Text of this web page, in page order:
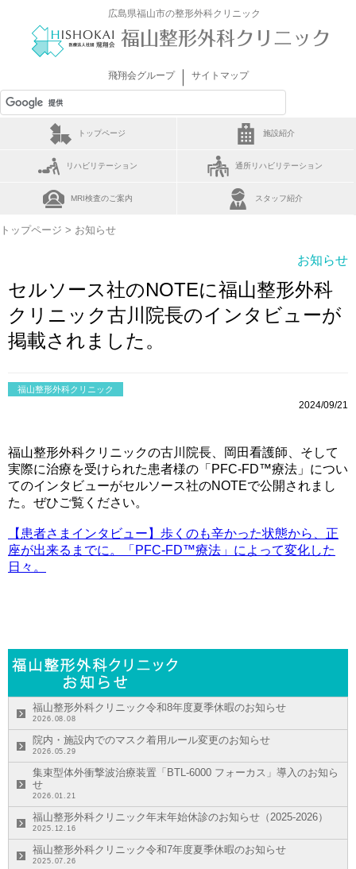
広島県福山市の整形外科クリニック
飛翔会グループ｜ サイトマップ
トップページ 施設紹介
リハビリテーション 通所リハビリテーション
MRI検査のご案内 スタッフ紹介
トップページ > お知らせ
お知らせ
セルソース社のNOTEに福山整形外科
クリニック古川院長のインタビューが
掲載されました。
福山整形外科クリニック
2024/09/21
福山整形外科クリニックの古川院長、岡田看護師、そして
実際に治療を受けられた患者様の「PFC-FD™療法」につい
てのインタビューがセルソース社のNOTEで公開されまし
た。ぜひご覧ください。
【患者さまインタビュー】歩くのも辛かった状態から、正
座が出来るまでに。「PFC-FD™療法」によって変化した
日々。
福山整形外科クリニック令和8年度夏季休暇のお知らせ
2026.08.08
院内・施設内でのマスク着用ルール変更のお知らせ
2026.05.29
集束型体外衝撃波治療装置「BTL-6000 フォーカス」導入のお知ら
せ
2026.01.21
福山整形外科クリニック年末年始休診のお知らせ（2025-2026）
2025.12.16
福山整形外科クリニック令和7年度夏季休暇のお知らせ
2025.07.26